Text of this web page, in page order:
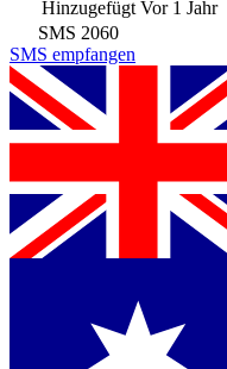
Hinzugefügt Vor 1 Jahr
SMS 2060
SMS empfangen